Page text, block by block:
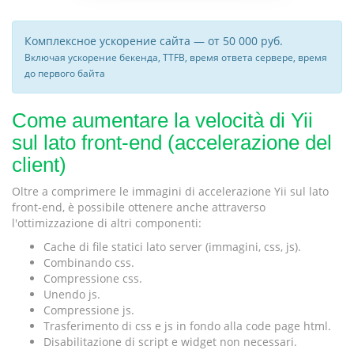
Комплексное ускорение сайта — от 50 000 руб.
Включая ускорение бекенда, TTFB, время ответа сервере, время
до первого байта
Come aumentare la velocità di Yii
sul lato front-end (accelerazione del
client)
Oltre a comprimere le immagini di accelerazione Yii sul lato
front-end, è possibile ottenere anche attraverso
l'ottimizzazione di altri componenti:
Cache di file statici lato server (immagini, css, js).
Combinando css.
Compressione css.
Unendo js.
Compressione js.
Trasferimento di css e js in fondo alla code page html.
Disabilitazione di script e widget non necessari.